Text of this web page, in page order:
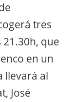
tres
que
en un
llevará al
José